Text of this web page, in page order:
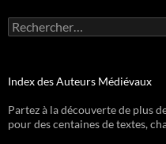
Rechercher :
Index des Auteurs Médiévaux
Partez à la découverte de plus
pour des centaines de textes,